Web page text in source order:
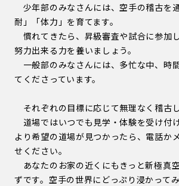
少年部のみなさんには、空手の稽古を
耐」「体力」を育てます。
慣れてきたら、昇級審査や試合に参加
努力出来る力を養いましょう。
一般部のみなさんには、多忙な中、時
てくださっています。
それぞれの目標に応じて無理なく稽古
道場ではいつでも見学・体験を受け付
より希望の道場が見つかったら、電話か
せください。
あなたのお家の近くにもきっと新極真
ずです。空手の世界にどっぷり浸かって